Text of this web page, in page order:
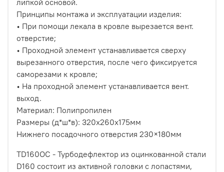
липкой основой.
Принципы монтажа и эксплуатации изделия:
• При помощи лекала в кровле вырезается вент.
отверстие;
• Проходной элемент устанавливается сверху
вырезанного отверстия, после чего фиксируется
саморезами к кровле;
• На проходной элемент устанавливается вент.
выход.
Материал: Полипропилен
Размеры (д*ш*в): 320х260х175мм
Нижнего посадочного отверстия 230×180мм
TD160OC - Турбодефлектор из оцинкованной стали
D160 состоит из активной головки с лопастями,